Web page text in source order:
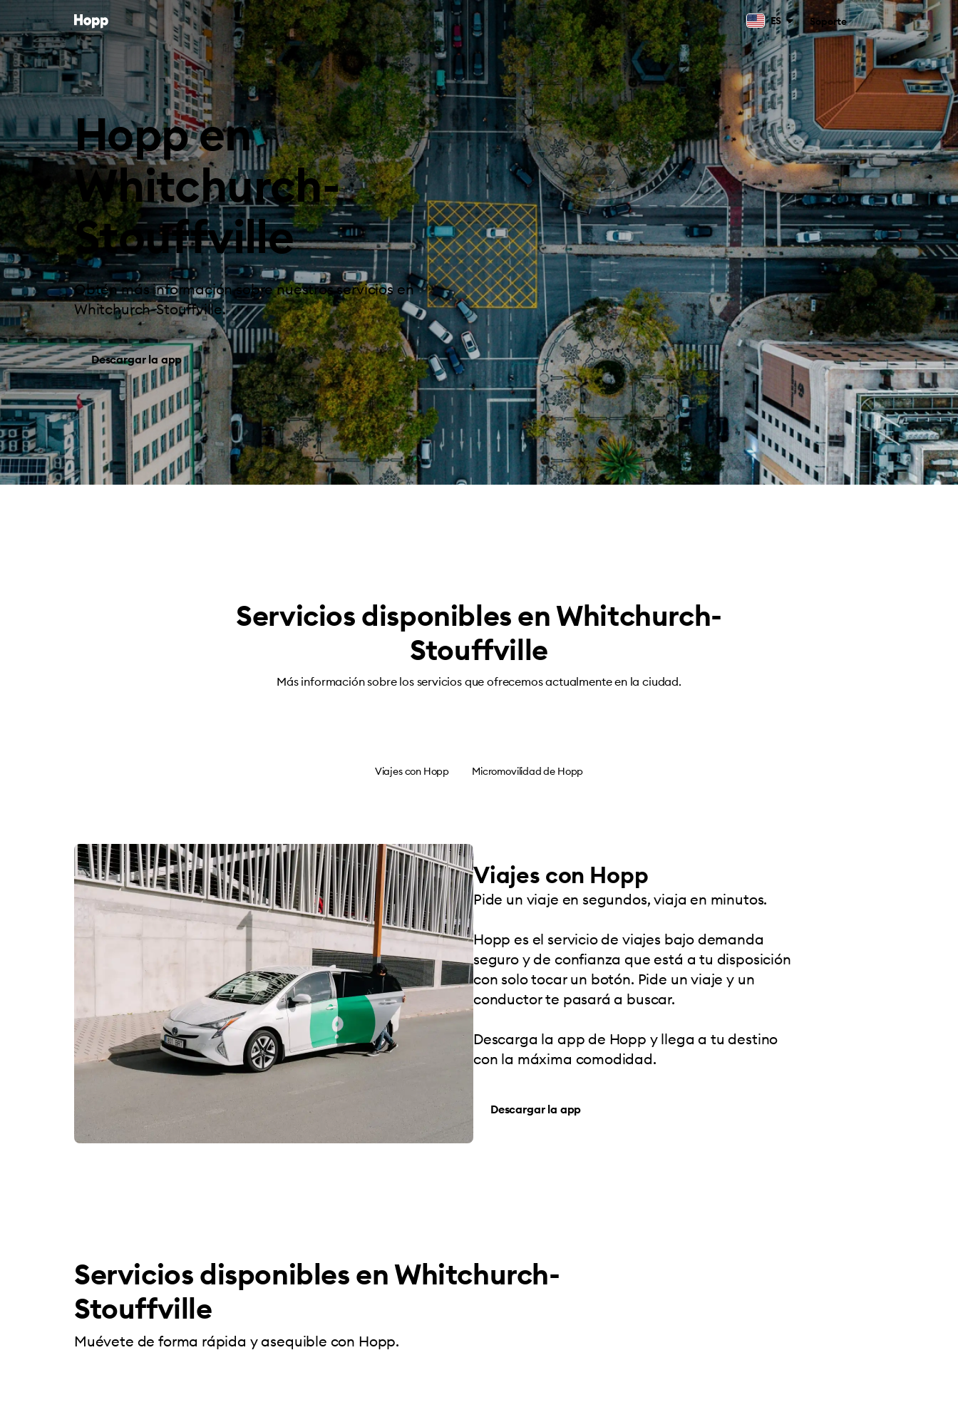
ES Soporte
Hopp en
Whitchurch-
Stouffville
Obtén más información sobre nuestros servicios en
Whitchurch-Stouffville.
Descargar la app
Servicios disponibles en Whitchurch-
Stouffville
Más información sobre los servicios que ofrecemos actualmente en la ciudad.
Viajes con Hopp Micromovilidad de Hopp
Viajes con Hopp
Pide un viaje en segundos, viaja en minutos.
Hopp es el servicio de viajes bajo demanda
seguro y de confianza que está a tu disposición
con solo tocar un botón. Pide un viaje y un
conductor te pasará a buscar.
Descarga la app de Hopp y llega a tu destino
con la máxima comodidad.
Descargar la app
Servicios disponibles en Whitchurch-
Stouffville
Muévete de forma rápida y asequible con Hopp.